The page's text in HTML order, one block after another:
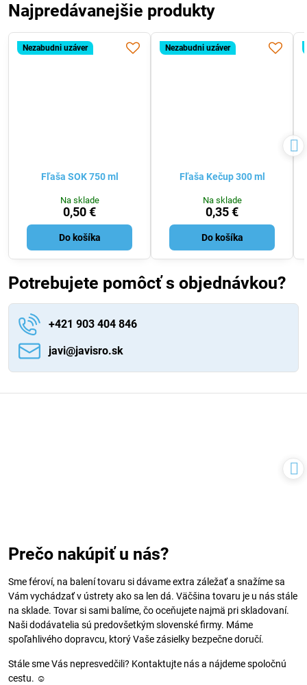
Najpredávanejšie produkty
Nezabudni uzáver
Fľaša SOK 750 ml
Na sklade
0,50 €
Do košíka
Nezabudni uzáver
Fľaša Kečup 300 ml
Na sklade
0,35 €
Do košíka
Potrebujete pomôcť s objednávkou?
+421 903 404 846
javi​@javisro​.sk
Prečo nakúpiť u nás?
Sme féroví, na balení tovaru si dávame extra záležať a snažíme sa
Vám vychádzať v ústrety ako sa len dá. Väčšina tovaru je u nás stále
na sklade. Tovar si sami balíme, čo oceňujete najmä pri skladovaní.
Naši dodávatelia sú predovšetkým slovenské firmy. Máme
spoľahlivého dopravcu, ktorý Vaše zásielky bezpečne doručí.
Stále sme Vás nepresvedčili? Kontaktujte nás a nájdeme spoločnú
cestu. ☺